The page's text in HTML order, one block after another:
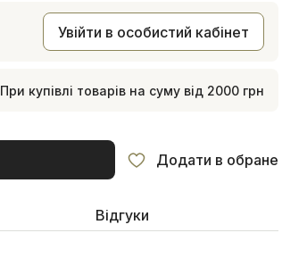
Увійти в особистий кабінет
При купівлі товарів на суму від 2000 грн
Додати в обране
Відгуки